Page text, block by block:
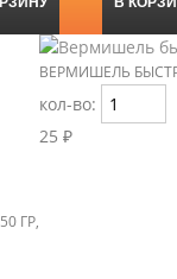
ГР,
ВЕРМИШЕЛЬ
кол-во:
25 ₽